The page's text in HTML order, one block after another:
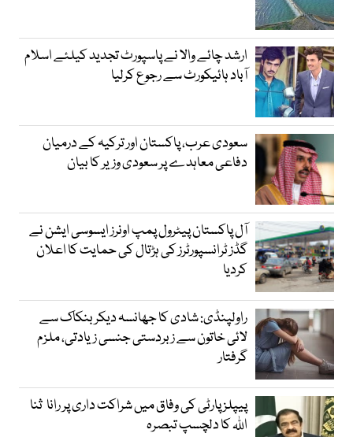
ارشد چائے والا نے پاسپورٹ تجدید کیلئے اسلام
آباد ہائیکورٹ سے رجوع کرلیا
سعودی عرب، پاکستان اور ترکیہ کے درمیان
دفاعی معاہدے پر سعودی وزیر کا بیان
آل پاکستان پیٹرول پمپ اونرز ایسوسی ایشن نے
گڈز ٹرانسپورٹرز کی ہڑتال کی حمایت کا اعلان
کردیا
راولپنڈی: شادی کا جھانسہ دیکر بنکاک سے
لائی خاتون سے زبردستی جنسی زیادتی، ملزم
گرفتار
پیپلز پارٹی کی وفاق میں شراکت داری پر رانا ثنا
اللہ کا دلچسپ تبصرہ